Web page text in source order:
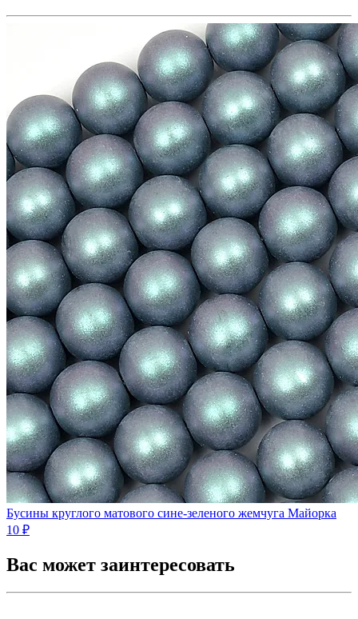
Бусины круглого матового сине-зеленого жемчуга Майорка
10 ₽
Вас может заинтересовать